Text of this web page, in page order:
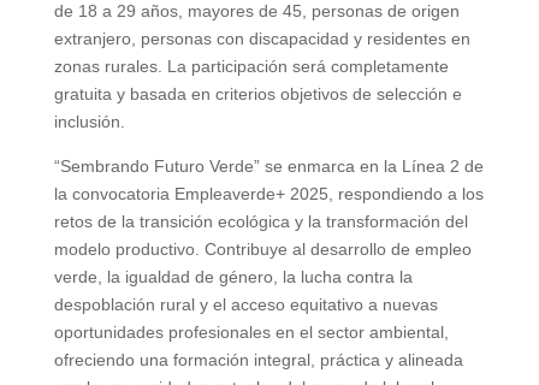
de 18 a 29 años, mayores de 45, personas de origen
extranjero, personas con discapacidad y residentes en
zonas rurales. La participación será completamente
gratuita y basada en criterios objetivos de selección e
inclusión.
“Sembrando Futuro Verde” se enmarca en la Línea 2 de
la convocatoria Empleaverde+ 2025, respondiendo a los
retos de la transición ecológica y la transformación del
modelo productivo. Contribuye al desarrollo de empleo
verde, la igualdad de género, la lucha contra la
despoblación rural y el acceso equitativo a nuevas
oportunidades profesionales en el sector ambiental,
ofreciendo una formación integral, práctica y alineada